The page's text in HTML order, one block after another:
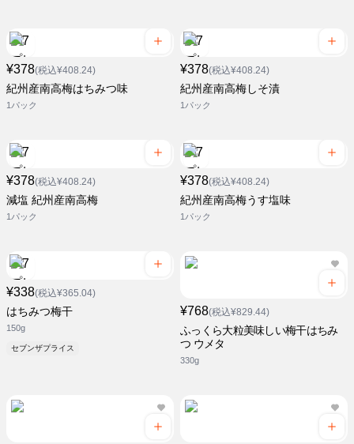
¥378(税込¥408.24)
紀州産南高梅はちみつ味
1パック
¥378(税込¥408.24)
紀州産南高梅しそ漬
1パック
¥378(税込¥408.24)
減塩 紀州産南高梅
1パック
¥378(税込¥408.24)
紀州産南高梅うす塩味
1パック
¥338(税込¥365.04)
はちみつ梅干
150g
セブンザプライス
¥768(税込¥829.44)
ふっくら大粒美味しい梅干はちみ
つ ウメタ
330g